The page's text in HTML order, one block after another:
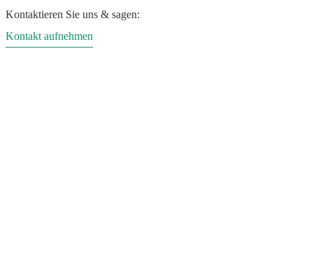
Kontaktieren Sie uns & sagen:
Kontakt aufnehmen